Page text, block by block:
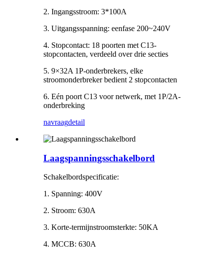
2. Ingangsstroom: 3*100A
3. Uitgangsspanning: eenfase 200~240V
4. Stopcontact: 18 poorten met C13-
stopcontacten, verdeeld over drie secties
5. 9×32A 1P-onderbrekers, elke
stroomonderbreker bedient 2 stopcontacten
6. Eén poort C13 voor netwerk, met 1P/2A-
onderbreking
navraagdetail
Laagspanningsschakelbord
Schakelbordspecificatie:
1. Spanning: 400V
2. Stroom: 630A
3. Korte-termijnstroomsterkte: 50KA
4. MCCB: 630A